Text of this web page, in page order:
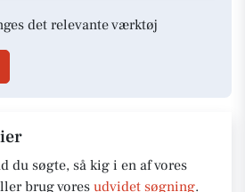
det relevante værktøj
du søgte, så kig i en af vores
brug vores udvidet søgning.